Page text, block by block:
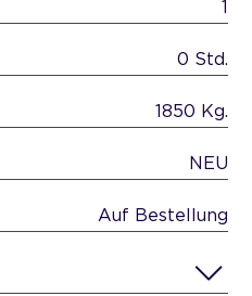
0 Std.
1850 Kg.
NEU
Auf Bestellung